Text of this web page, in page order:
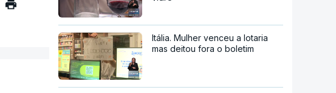
Itália. Mulher venceu a lotaria
mas deitou fora o boletim